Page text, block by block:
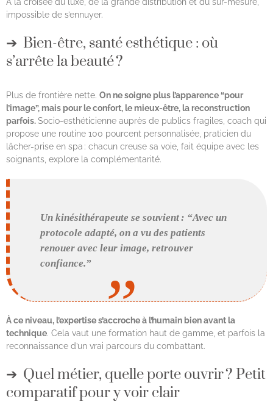
À la croisée du luxe, de la grande distribution et du sur-mesure,
impossible de s’ennuyer.
Bien-être, santé esthétique : où
s’arrête la beauté ?
Plus de frontière nette. On ne soigne plus l’apparence “pour
l’image”, mais pour le confort, le mieux-être, la reconstruction
parfois.Socio-esthéticienne auprès de publics fragiles, coach qui
propose une routine 100 pourcent personnalisée, praticien du
lâcher-prise en spa : chacun creuse sa voie, fait équipe avec les
soignants, explore la complémentarité.
Un kinésithérapeute se souvient : “Avec un
protocole adapté, on a vu des patients
renouer avec leur image, retrouver
confiance.”
À ce niveau, l’expertise s’accroche à l’humain bien avant la
technique. Cela vaut une formation haut de gamme, et parfois la
reconnaissance d’un vrai parcours du combattant.
Quel métier, quelle porte ouvrir ? Petit
comparatif pour y voir clair